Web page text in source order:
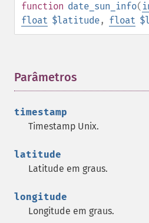
function date_sun_info(
float $latitude, float
Parâmetros
timestamp
Timestamp Unix.
latitude
Latitude em graus.
longitude
Longitude em graus.